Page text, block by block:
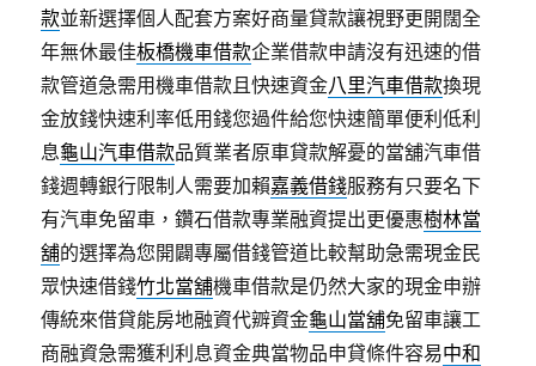
款並新選擇個人配套方案好商量貸款讓視野更開闊全
年無休最佳板橋機車借款企業借款申請沒有迅速的借
款管道急需用機車借款且快速資金八里汽車借款換現
金放錢快速利率低用錢您過件給您快速簡單便利低利
息龜山汽車借款品質業者原車貸款解憂的當舖汽車借
錢週轉銀行限制人需要加賴嘉義借錢服務有只要名下
有汽車免留車，鑽石借款專業融資提出更優惠樹林當
舖的選擇為您開闢專屬借錢管道比較幫助急需現金民
眾快速借錢竹北當舖機車借款是仍然大家的現金申辦
傳統來借貸能房地融資代辧資金龜山當舖免留車讓工
商融資急需獲利利息資金典當物品申貸條件容易中和